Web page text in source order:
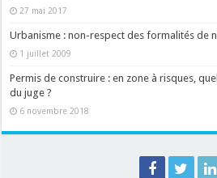
27 mai 2017
Urbanisme : non-respect des formalités de
1 juillet 2009
Permis de construire : en zone à risques,
du juge ?
6 novembre 2018